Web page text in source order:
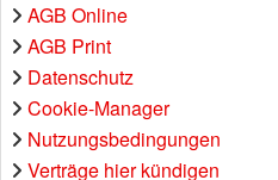
AGB Online
AGB Print
Datenschutz
Cookie-Manager
Nutzungsbedingungen
Verträge hier kündigen